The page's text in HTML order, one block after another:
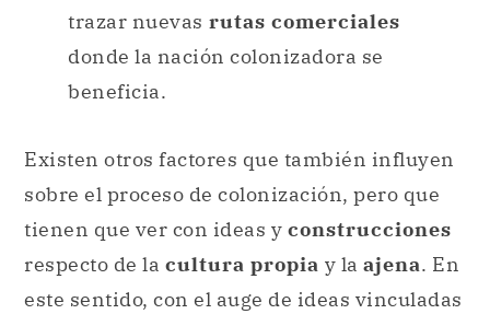
trazar nuevas rutas comerciales
donde la nación colonizadora se
beneficia.
Existen otros factores que también influyen
sobre el proceso de colonización, pero que
tienen que ver con ideas y construcciones
respecto de la cultura propia y la ajena. En
este sentido, con el auge de ideas vinculadas